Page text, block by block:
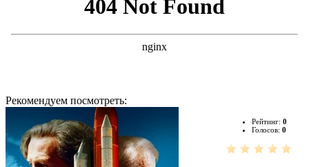
Рекомендуем посмотреть:
Рейтинг: 0
Голосов: 0